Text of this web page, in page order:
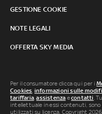
GESTIONE COOKIE
NOTE LEGALI
OFFERTA SKY MEDIA
Per il consumatore clicca qui per i
Cookies, informazioni sulle
tariffaria,assistenza econtatti.
intellettuale in essi contenuti,
utilizzati su licenza. Copyright